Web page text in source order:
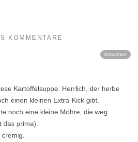
KOMMENTARE
Antworten
Kartoffelsuppe. Herrlich, der herbe
einen kleinen Extra-Kick gibt.
noch eine kleine Möhre, die weg
das prima).